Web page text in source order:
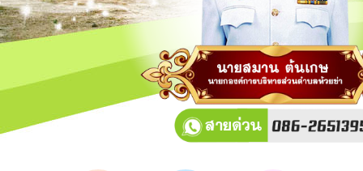
การ
ปฏิสัมพันธ์
ฟัง
ความ